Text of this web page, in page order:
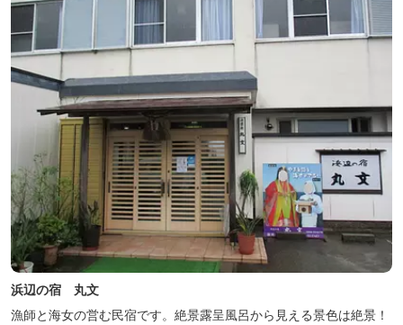
浜辺の宿 丸文
漁師と海女の営む民宿です。絶景露呈風呂から見える景色は絶景！